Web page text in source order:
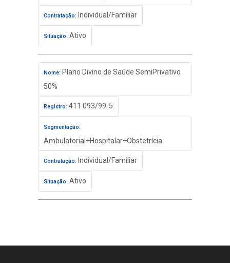
Contratação: Individual/Familiar
Situação: Ativo
Nome: Plano Divino de Saúde SemiPrivativo
50%
Registro: 411.093/99-5
Segmentação:
Ambulatorial+Hospitalar+Obstetrícia
Contratação: Individual/Familiar
Situação: Ativo